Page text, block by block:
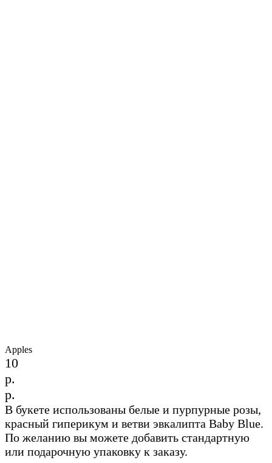
Apples
10
р.
р.
В букете использованы белые и пурпурные розы,
красный гиперикум и ветви эвкалипта Baby Blue.
По желанию вы можете добавить стандартную
или подарочную упаковку к заказу.